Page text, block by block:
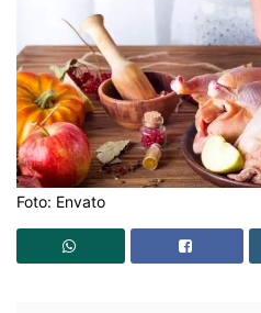
Foto: Envato